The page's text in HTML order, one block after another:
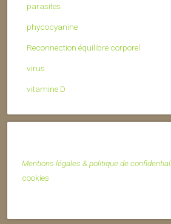
parasites
phycocyanine
Reconnection équilibre corporel
virus
vitamine D
Mentions légales & politique de
cookies